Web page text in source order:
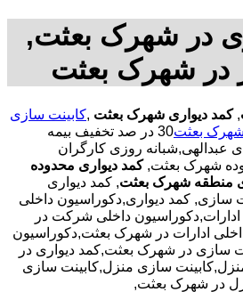
در شهرک بعثت,
در شهرک بعثت
,کمد دیواری شهرک بعثت ,کابینت سازی
شهرک بعثت
30 در صد تخفیف بیمه
آقای عبدالهی,شبانه روزی کارگران
شهرک بعثت,کمد دیواری محدوده
منطقه شهرک بعثت, کمد دیواری
سازی, کمد دیواری,دکوراسیون داخلی
داخلی شرکت در
ادارات در شهرک بعثت,دکوراسیون
سازی در شهرک بعثت,کمد دیواری در
سازی منزل,کابینت سازی
در شهرک بعثت,